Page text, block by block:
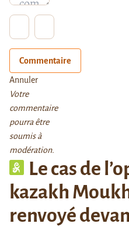
Le cas de
kazakh
renvoyé
Commentaire
Annuler
Votre
commentaire
pourra être
soumis à
modération.